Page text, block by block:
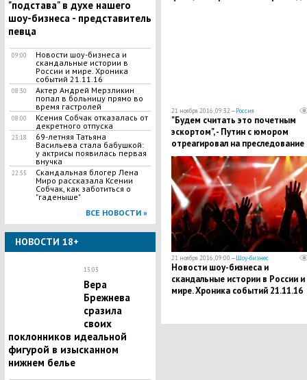
"подстава" в духе нашего
шоу-бизнеса - представитель
певца
09:00
Новости шоу-бизнеса и
скандальные истории в
России и мире. Хроника
событий 21.11.16
08:30
Актер Андрей Мерзликин
попал в больницу прямо во
время гастролей
08:00
Ксения Собчак отказалась от
декретного отпуска
23:18
69-летняя Татьяна
Васильева стала бабушкой:
у актрисы появилась первая
внучка
22:55
Скандальная блогер Лена
Миро рассказала Ксении
Собчак, как заботиться о
"гаденыше"
ВСЕ НОВОСТИ »
НОВОСТИ 18+
13:03
Вера
Брежнева
сразила
своих
поклонников идеальной
фигурой в изысканном
нижнем белье
21 ноября 2016, 09:32 —Россия
"Будем считать это почетным
эскортом", - Путин с юмором
отреагировал на преследование
спецборта РФ швейцарскими
истребителями
21 ноября 2016, 09:00 —Шоу-бизнес
Новости шоу-бизнеса и
скандальные истории в России и
мире. Хроника событий 21.11.16